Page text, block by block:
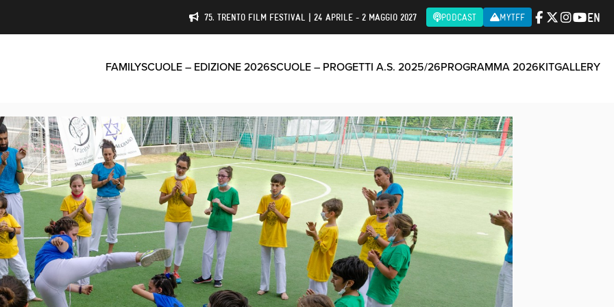
75. TRENTO FILM FESTIVAL | 24 APRILE - 2 MAGGIO 2027 PODCAST MYTFF EN
FAMILYSCUOLE – EDIZIONE 2026SCUOLE – PROGETTI A.S. 2025/26PROGRAMMA 2026KITGALLERY